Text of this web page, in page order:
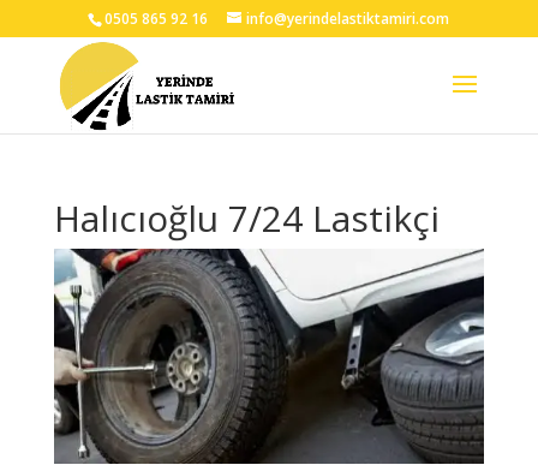
0505 865 92 16 info@yerindelastiktamiri.com
Halıcıoğlu 7/24 Lastikçi